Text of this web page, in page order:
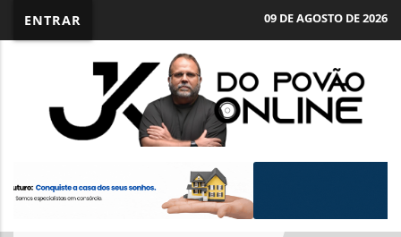
ENTRAR 09 DE AGOSTO DE 2026